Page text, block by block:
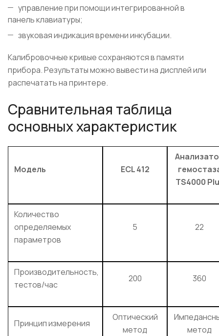
управление при помощи интегрированной в
панель клавиатуры;
звуковая индикация времени инкубации.
Калибровочные кривые сохраняются в памяти
прибора. Результаты можно вывести на дисплей или
распечатать на принтере.
Сравнительная таблица
основных характеристик
Модель ECL 412
TS4000
Количество
определяемых
параметров
5 22
Производительность,
тестов/час
200 360
Принцип измерения
Оптический
метод
метод